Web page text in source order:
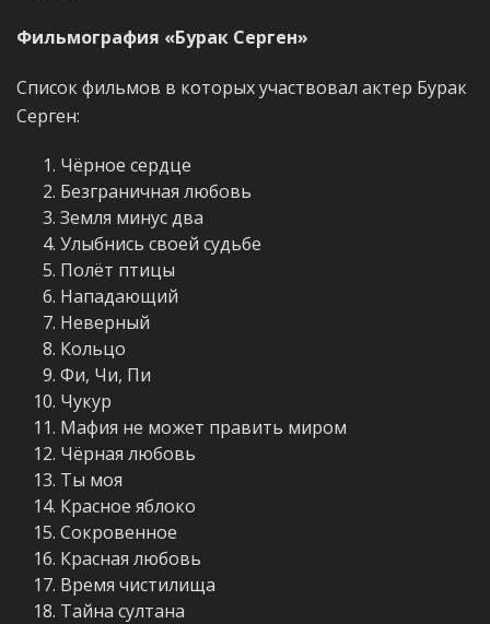
Фильмография «Бурак Серген»
Список фильмов в которых участвовал актер Бурак
Серген:
Чёрное сердце
Безграничная любовь
Земля минус два
Улыбнись своей судьбе
Полёт птицы
Нападающий
Неверный
Кольцо
Фи, Чи, Пи
Чукур
Мафия не может править миром
Чёрная любовь
Ты моя
Красное яблоко
Сокровенное
Красная любовь
Время чистилища
Тайна султана